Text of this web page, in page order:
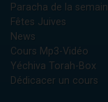
Paracha de la
Fêtes Juives
News
Cours Mp3-Vidéo
Yéchiva Torah-Box
Dédicacer un cours